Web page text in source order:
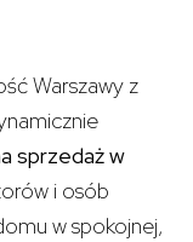
Warszawy z
sprzedaż w
i osób
w spokojnej,